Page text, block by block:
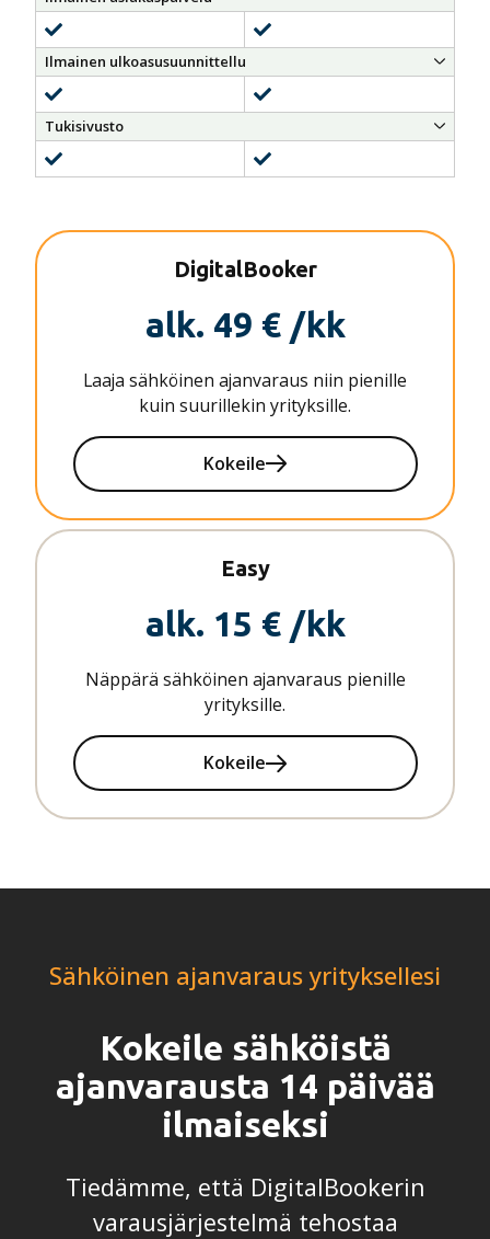
sisältyy
sisältyy
Ilmainen ulkoasusuunnittellu
sisältyy
Is included
Tukisivusto
sisältyy Is included
DigitalBooker
alk. 49 € /kk
Laaja sähköinen ajanvaraus niin pienille
kuin suurillekin yrityksille.
Kokeile
Easy
alk. 15 € /kk
Näppärä sähköinen ajanvaraus pienille
yrityksille.
Kokeile
Sähköinen ajanvaraus yrityksellesi
Kokeile sähköistä
ajanvarausta 14 päivää
ilmaiseksi
Tiedämme, että DigitalBookerin
varausjärjestelmä tehostaa